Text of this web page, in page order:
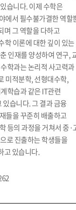
습니다. 이제 수학은
에서 필수불가결한 역할
며 그 역할을 다하고
학 이론에 대한 깊이 있는
인재를 양성하여 연구,
학과는 논리적 사고력과
미적분학, 선형대수학,
학습과 같은 IT관련
습니다. 그 결과 금융
들을 꾸준히 배출하고
등의 과정을 거쳐서 중·
로 진출하는 학생들을
고 있습니다.